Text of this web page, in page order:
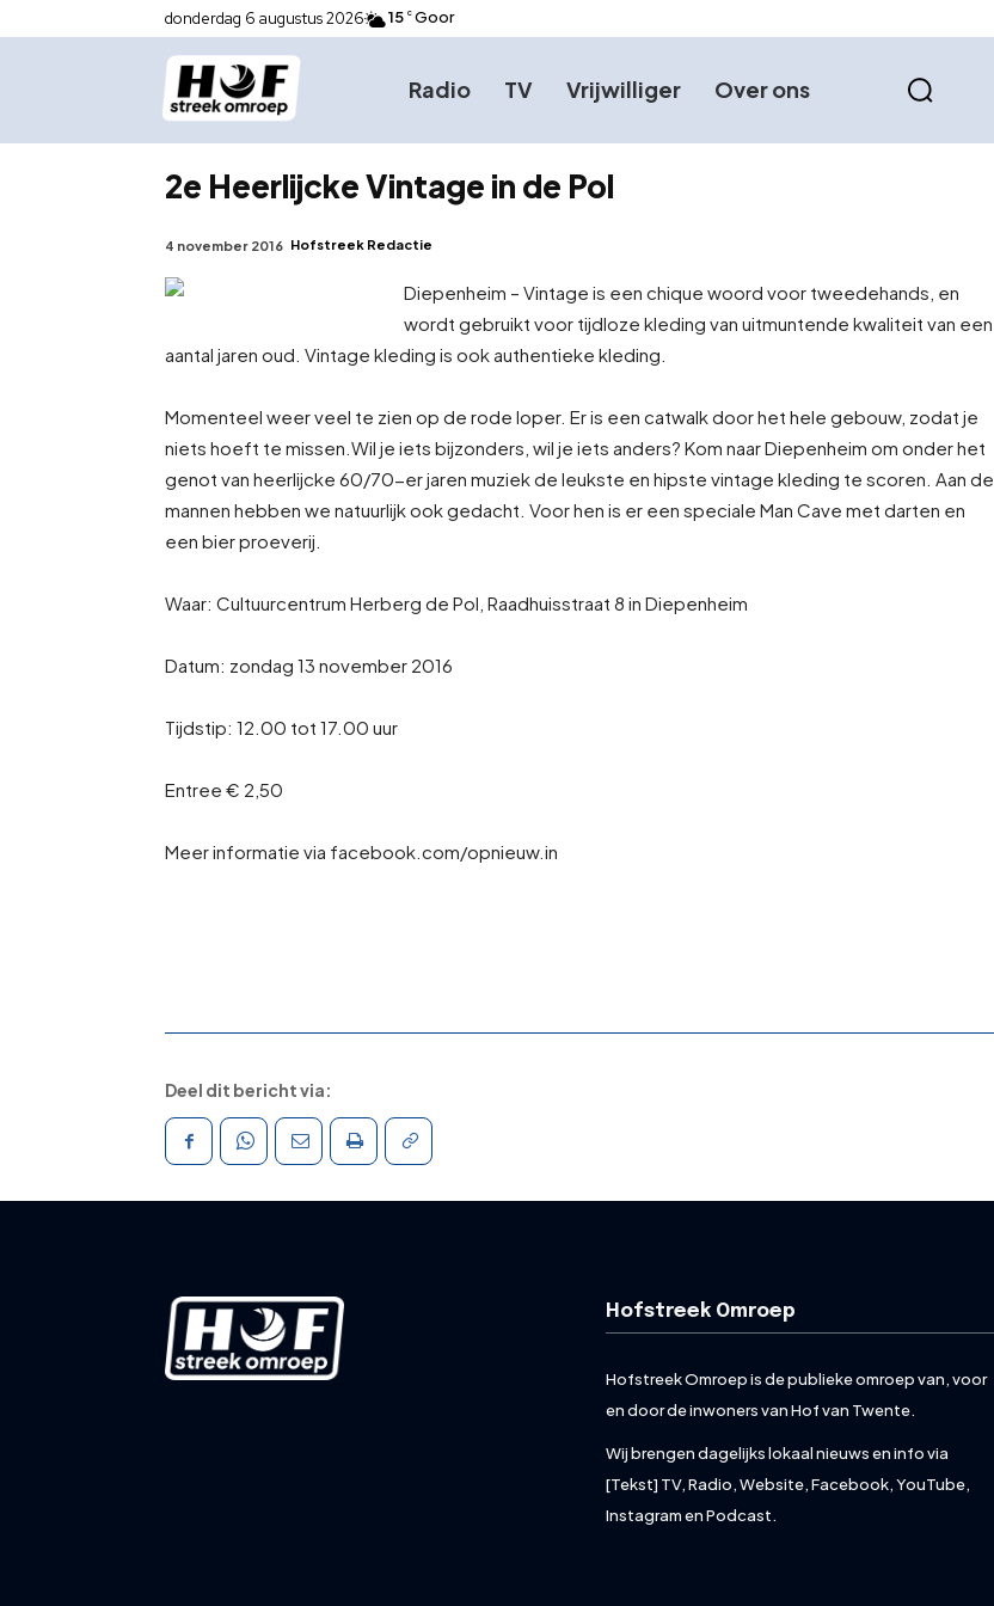
donderdag 6 augustus 2026 15 C Goor
Radio TV Vrijwilliger Over ons
2e Heerlijcke Vintage in de Pol
4 november 2016 Hofstreek Redactie
Diepenheim – Vintage is een chique woord voor tweedehands, en
wordt gebruikt voor tijdloze kleding van uitmuntende kwaliteit van een
aantal jaren oud. Vintage kleding is ook authentieke kleding.
Momenteel weer veel te zien op de rode loper. Er is een catwalk door het hele gebouw, zodat je
niets hoeft te missen. Wil je iets bijzonders, wil je iets anders? Kom naar Diepenheim om onder het
genot van heerlijcke 60/70-er jaren muziek de leukste en hipste vintage kleding te scoren. Aan de
mannen hebben we natuurlijk ook gedacht. Voor hen is er een speciale Man Cave met darten en
een bier proeverij.
Waar: Cultuurcentrum Herberg de Pol, Raadhuisstraat 8 in Diepenheim
Datum: zondag 13 november 2016
Tijdstip: 12.00 tot 17.00 uur
Entree € 2,50
Meer informatie via facebook.com/opnieuw.in
Deel dit bericht via:
Hofstreek Omroep
Hofstreek Omroep is de publieke omroep van, voor
en door de inwoners van Hof van Twente.
Wij brengen dagelijks lokaal nieuws en info via
[Tekst] TV, Radio, Website, Facebook, YouTube,
Instagram en Podcast.